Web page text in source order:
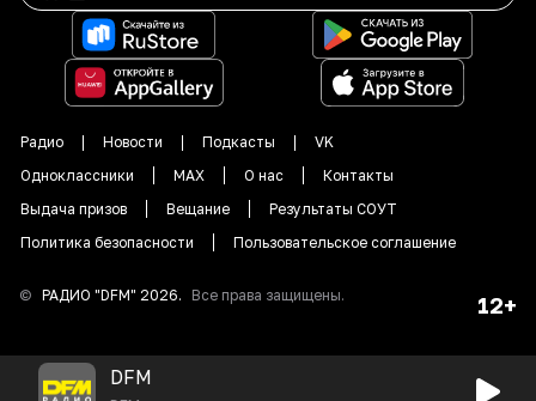
Радио Новости Подкасты
VK
Одноклассники
MAX О нас
Контакты
Выдача призов
Вещание
Результаты СОУТ
Политика безопасности
Пользовательское соглашение
© РАДИО "DFM" 2026. Все права защищены. 12+
DFM